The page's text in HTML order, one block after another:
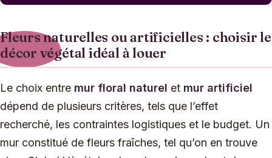
Fleurs naturelles ou artificielles : choisir le
décor végétal idéal à louer
Le choix entre mur floral naturel et mur artificiel
dépend de plusieurs critères, tels que l’effet
recherché, les contraintes logistiques et le budget. Un
mur constitué de fleurs fraîches, tel qu’on en trouve